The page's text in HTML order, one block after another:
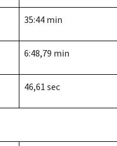
35:44 min
6:48,79 min
46,61 sec